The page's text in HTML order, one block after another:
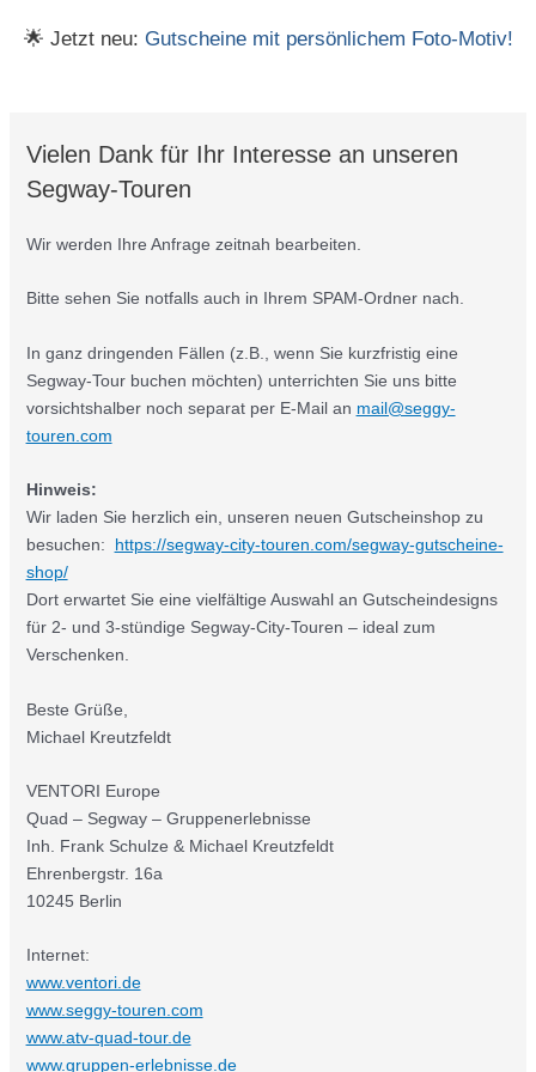
🌟 Jetzt neu: Gutscheine mit persönlichem Foto-Motiv!
Vielen Dank für Ihr Interesse an unseren
Segway-Touren
Wir werden Ihre Anfrage zeitnah bearbeiten.
Bitte sehen Sie notfalls auch in Ihrem SPAM-Ordner nach.
In ganz dringenden Fällen (z.B., wenn Sie kurzfristig eine
Segway-Tour buchen möchten) unterrichten Sie uns bitte
vorsichtshalber noch separat per E-Mail an mail@seggy-
touren.com
Hinweis:
Wir laden Sie herzlich ein, unseren neuen Gutscheinshop zu
besuchen: https://segway-city-touren.com/segway-gutscheine-
shop/
Dort erwartet Sie eine vielfältige Auswahl an Gutscheindesigns
für 2- und 3-stündige Segway-City-Touren – ideal zum
Verschenken.
Beste Grüße,
Michael Kreutzfeldt
VENTORI Europe
Quad – Segway – Gruppenerlebnisse
Inh. Frank Schulze & Michael Kreutzfeldt
Ehrenbergstr. 16a
10245 Berlin
Internet:
www.ventori.de
www.seggy-touren.com
www.atv-quad-tour.de
www.gruppen-erlebnisse.de